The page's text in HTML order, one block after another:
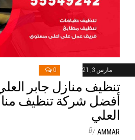
مارس 3, 2021 0
أفضل شركة تنظيف
العلي
By AMMAR